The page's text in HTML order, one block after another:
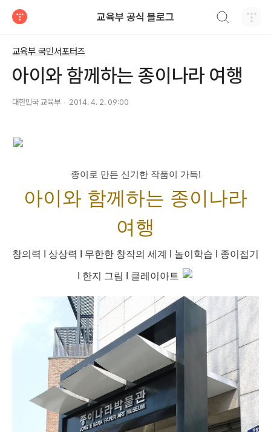
교육부 공식 블로그
교육부 국민서포터즈
아이와 함께하는 종이나라 여행
대한민국 교육부 2014. 4. 2. 09:00
종이로 만든 신기한 작품이 가득!
아이와 함께하는 종이나라
여행
창의력 I 상상력 I 무한한 창작의 세계 I 놀이학습 I 종이접기
I 한지 그림 I 클레이아트